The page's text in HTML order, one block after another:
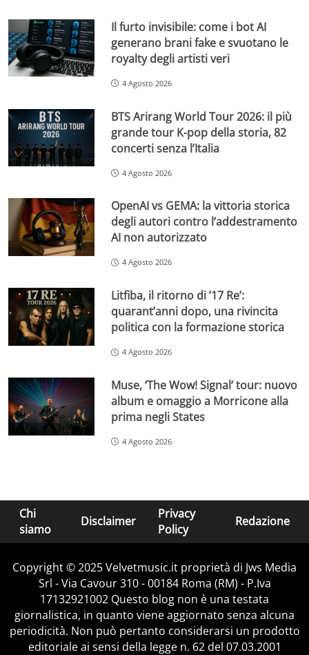
Il furto invisibile: come i bot AI
generano brani fake e svuotano le
royalty degli artisti veri
4 Agosto 2026
BTS Arirang World Tour 2026: il più
grande tour K-pop della storia, 82
concerti senza l’Italia
4 Agosto 2026
OpenAI vs GEMA: la vittoria storica
degli autori contro l’addestramento
AI non autorizzato
4 Agosto 2026
Litfiba, il ritorno di ’17 Re’:
quarant’anni dopo, una rivincita
politica con la formazione storica
4 Agosto 2026
Muse, ‘The Wow! Signal’ tour: nuovo
album e omaggio a Morricone alla
prima negli States
4 Agosto 2026
Chi
siamo
Disclaimer
Privacy
Policy
Redazione
Copyright © 2025 Velvetmusic.it proprietà di Jws Media
Srl - Via Cavour 310 - 00184 Roma (RM) - P.Iva
17132921002 Questo blog non è una testata
giornalistica, in quanto viene aggiornato senza alcuna
periodicità. Non può pertanto considerarsi un prodotto
editoriale ai sensi della legge n. 62 del 07.03.2001